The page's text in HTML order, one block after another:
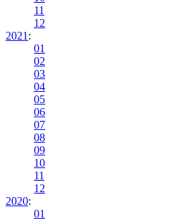
11
12
2021 :
01
02
03
04
05
06
07
08
09
10
11
12
2020:
01